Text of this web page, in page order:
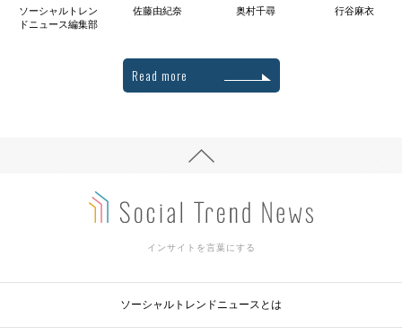
ソーシャルトレン
ドニュース編集部
佐藤由紀奈 奥村千尋 行谷麻衣
Read more
インサイトを言葉にする
ソーシャルトレンドニュースとは